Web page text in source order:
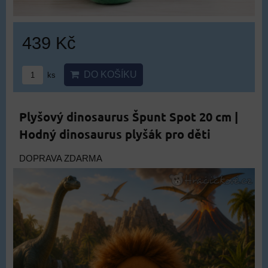
439 Kč
ks DO KOŠÍKU
Plyšový dinosaurus Špunt Spot 20 cm |
Hodný dinosaurus plyšák pro děti
DOPRAVA ZDARMA